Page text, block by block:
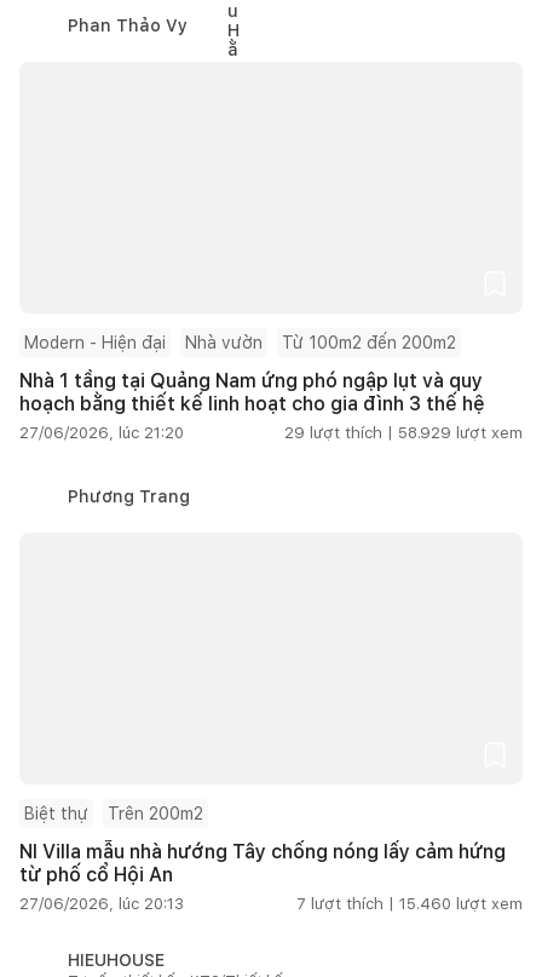
Phan Thảo Vy
Modern - Hiện đại Nhà vườn Từ 100m2 đến 200m2
Nhà 1 tầng tại Quảng Nam ứng phó ngập lụt và quy
hoạch bằng thiết kế linh hoạt cho gia đình 3 thế hệ
27/06/2026, lúc 21:20 29 lượt thích | 58.929 lượt xem
Phương Trang
Biệt thự Trên 200m2
NI Villa mẫu nhà hướng Tây chống nóng lấy cảm hứng
từ phố cổ Hội An
27/06/2026, lúc 20:13 7 lượt thích | 15.460 lượt xem
HIEUHOUSE